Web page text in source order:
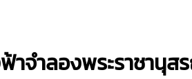
าจำลองพระราชานุส